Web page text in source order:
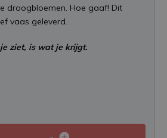
droogbloemen. Hoe gaaf! Dit
vaas geleverd.
ziet, is wat je krijgt.